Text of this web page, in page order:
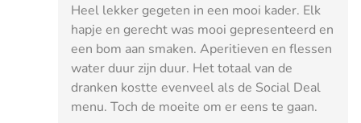
Heel lekker gegeten in een mooi kader. Elk
hapje en gerecht was mooi gepresenteerd en
een bom aan smaken. Aperitieven en flessen
water duur zijn duur. Het totaal van de
dranken kostte evenveel als de Social Deal
menu. Toch de moeite om er eens te gaan.